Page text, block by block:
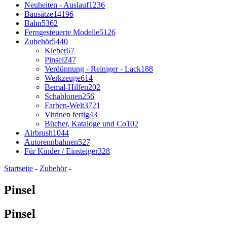
Neuheiten - Auslauf1236
Bausätze14196
Bahn5362
Ferngesteuerte Modelle5126
Zubehör5440
Kleber67
Pinsel247
Verdünnung - Reiniger - Lack188
Werkzeuge614
Bemal-Hilfen202
Schablonen256
Farben-Welt3721
Vitrinen fertig43
Bücher, Kataloge und Co102
Airbrush1044
Autorennbahnen527
Für Kinder / Einsteiger328
Startseite - Zubehör-
Pinsel
Pinsel